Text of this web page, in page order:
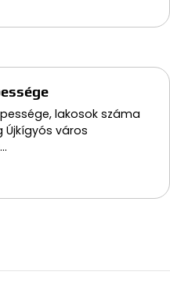
lakosok száma
Újkígyós város